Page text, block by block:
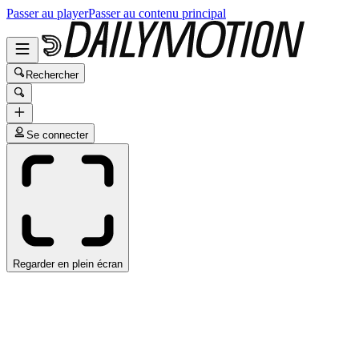
Passer au playerPasser au contenu principal
Rechercher
Se connecter
Regarder en plein écran